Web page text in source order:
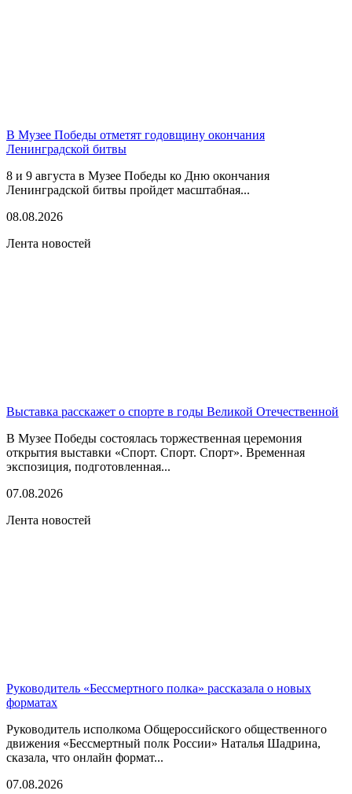
В Музее Победы отметят годовщину окончания
Ленинградской битвы
8 и 9 августа в Музее Победы ко Дню окончания
Ленинградской битвы пройдет масштабная...
08.08.2026
Лента новостей
Выставка расскажет о спорте в годы Великой Отечественной
В Музее Победы состоялась торжественная церемония
открытия выставки «Спорт. Спорт. Спорт». Временная
экспозиция, подготовленная...
07.08.2026
Лента новостей
Руководитель «Бессмертного полка» рассказала о новых
форматах
Руководитель исполкома Общероссийского общественного
движения «Бессмертный полк России» Наталья Шадрина,
сказала, что онлайн формат...
07.08.2026